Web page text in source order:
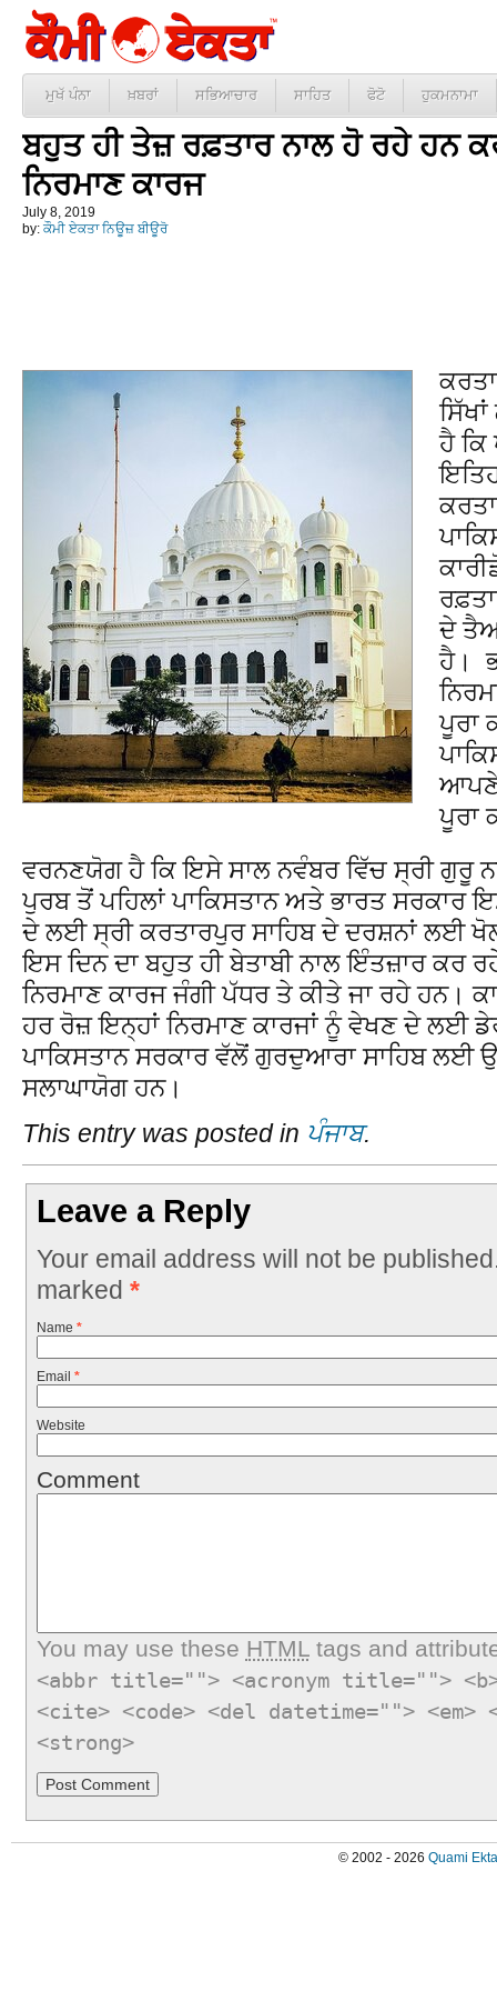
ਮੁਖੱ ਪੰਨਾ ਖ਼ਬਰਾਂ ਸਭਿਆਚਾਰ ਸਾਹਿਤ ਫੋਟੋ ਹੁਕਮਨਾਮਾ
ਬਹੁਤ ਹੀ ਤੇਜ਼ ਰਫ਼ਤਾਰ ਨਾਲ ਹੋ ਰਹੇ ਹਨ
ਨਿਰਮਾਣ ਕਾਰਜ
July 8, 2019
by: ਕੌਮੀ ਏਕਤਾ ਨਿਊਜ਼ ਬੀਊਰੋ
ਹੈ ਕਿ
ਦੇ ਤੈਅ
ਹੈ।
ਪੂਰਾ
ਆਪਣੇ
ਪੂਰਾ
ਵਰਨਣਯੋਗ ਹੈ ਕਿ ਇਸੇ ਸਾਲ ਨਵੰਬਰ ਵਿੱਚ ਸ੍ਰੀ ਗੁਰੂ
ਪੁਰਬ ਤੋਂ ਪਹਿਲਾਂ ਪਾਕਿਸਤਾਨ ਅਤੇ ਭਾਰਤ ਸਰਕਾਰ
ਦੇ ਲਈ ਸ੍ਰੀ ਕਰਤਾਰਪੁਰ ਸਾਹਿਬ ਦੇ ਦਰਸ਼ਨਾਂ ਲਈ
ਇਸ ਦਿਨ ਦਾ ਬਹੁਤ ਹੀ ਬੇਤਾਬੀ ਨਾਲ ਇੰਤਜ਼ਾਰ ਕਰ
ਨਿਰਮਾਣ ਕਾਰਜ ਜੰਗੀ ਪੱਧਰ ਤੇ ਕੀਤੇ ਜਾ ਰਹੇ ਹਨ।
ਹਰ ਰੋਜ਼ ਇਨ੍ਹਾਂ ਨਿਰਮਾਣ ਕਾਰਜਾਂ ਨੂੰ ਵੇਖਣ ਦੇ ਲਈ
ਪਾਕਿਸਤਾਨ ਸਰਕਾਰ ਵੱਲੋਂ ਗੁਰਦੁਆਰਾ ਸਾਹਿਬ ਲਈ
ਸਲਾਘਾਯੋਗ ਹਨ।
This entry was posted in ਪੰਜਾਬ.
Leave a Reply
Your email address will not be
marked *
Name *
Email *
Website
Comment
You may use these HTMLtags and
<abbr title=""> <acronym title="">
<cite> <code> <del datetime="">
<strong>
© 2002 - 2026 Quami